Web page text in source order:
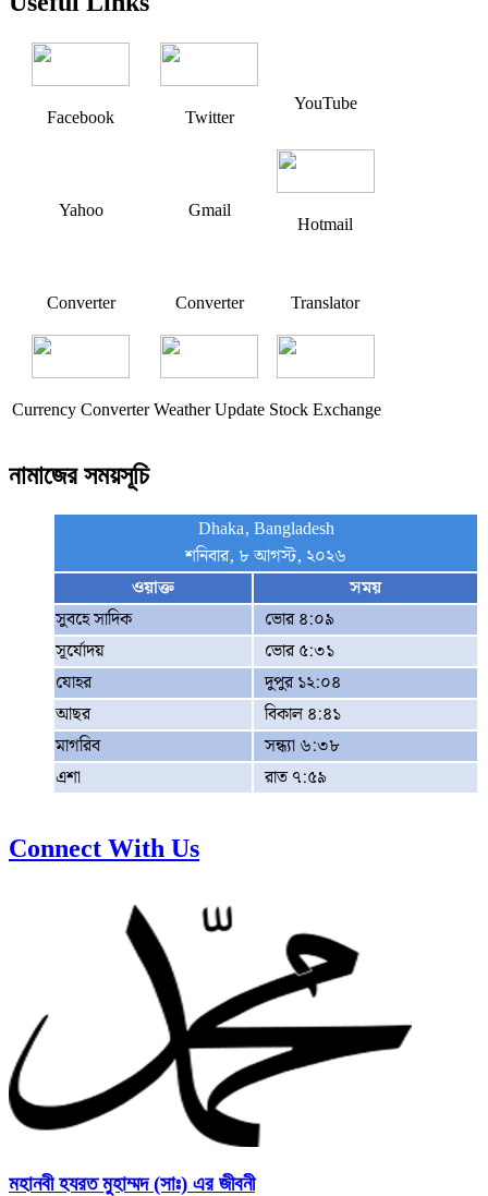
Facebook Twitter
YouTube
Yahoo Gmail
Hotmail
Converter Converter Translator
Currency Converter Weather Update Stock Exchange
নামাজের সময়সূচি
Dhaka, Bangladesh
শনিবার, ৮ আগস্ট, ২০২৬
ওয়াক্ত
সময়
সুবহে সাদিক
ভোর ৪:০৯
সূর্যোদয়
ভোর ৫:৩১
যোহর
দুপুর ১২:০৪
আছর
বিকাল ৪:৪১
মাগরিব
সন্ধ্যা ৬:৩৮
এশা
রাত ৭:৫৯
Connect With Us
মহানবী হযরত মুহাম্মদ (সাঃ) এর জীবনী